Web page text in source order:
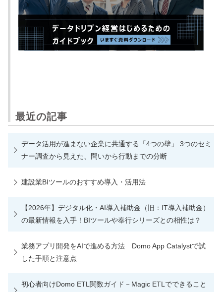
最近の記事
データ活用が進まない企業に共通する「4つの壁」 3つのセミ
ナー調査から見えた、問いから行動までの分断
建設業BIツールのおすすめ導入・活用法
【2026年】デジタル化・AI導入補助金（旧：IT導入補助金）
の最新情報を入手！BIツールや奉行シリーズとの相性は？
業務アプリ開発をAIで進める方法 Domo App Catalystで試
した手順と注意点
初心者向けDomo ETL関数ガイド－Magic ETLでできること